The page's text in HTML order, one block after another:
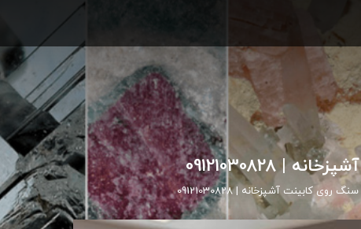
09121030828
روی کابینت آشپزخانه | 09121030828